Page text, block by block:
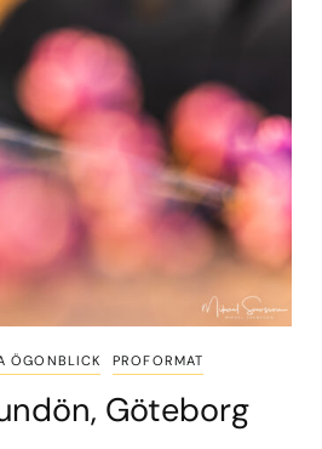
ÖGONBLICK PROFORMAT
Göteborg